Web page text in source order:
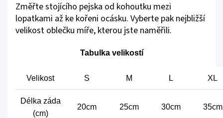
Změřte stojícího pejska od kohoutku mezi
lopatkami až ke kořeni ocásku. Vyberte pak nejbližší
velikost oblečku míře, kterou jste naměřili.
Tabulka velikostí
Velikost S M L XL
Délka záda
(cm)
20cm 25cm 30cm 35cm